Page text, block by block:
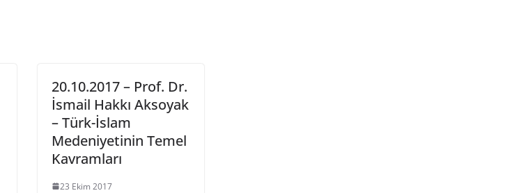
20.10.2017 – Prof. Dr.
İsmail Hakkı Aksoyak
– Türk-İslam
Medeniyetinin Temel
Kavramları
23 Ekim 2017